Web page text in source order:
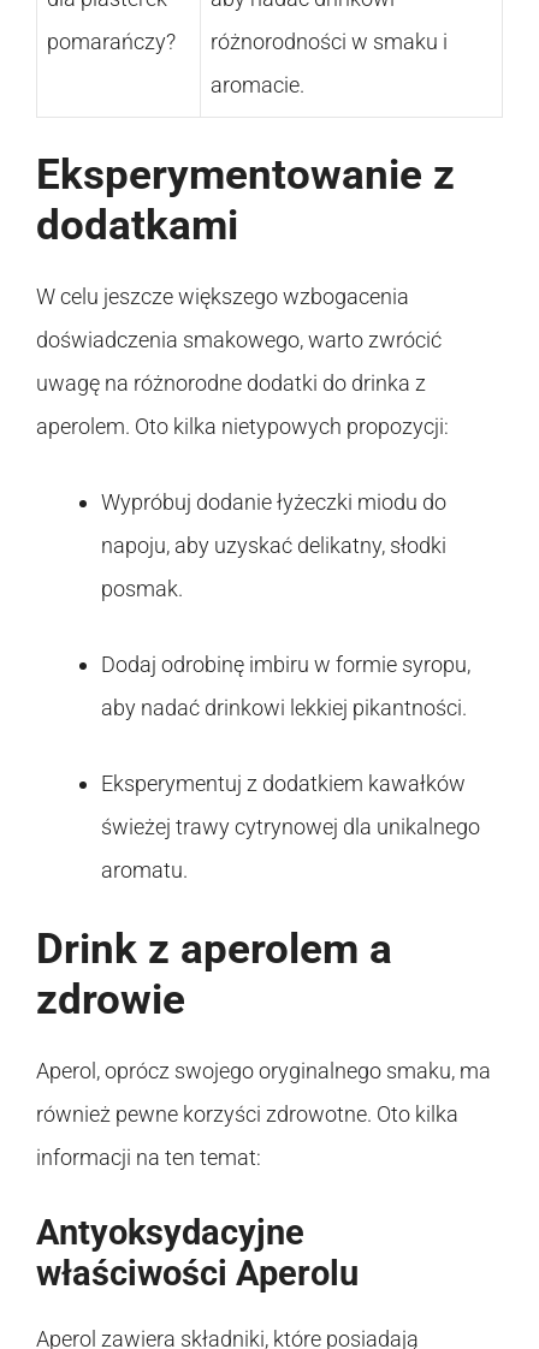
pomarańczy?
różnorodności w smaku i
aromacie.
Eksperymentowanie z
dodatkami
W celu jeszcze większego wzbogacenia
doświadczenia smakowego, warto zwrócić
uwagę na różnorodne dodatki do drinka z
aperolem. Oto kilka nietypowych propozycji:
Wypróbuj dodanie łyżeczki miodu do
napoju, aby uzyskać delikatny, słodki
posmak.
Dodaj odrobinę imbiru w formie syropu,
aby nadać drinkowi lekkiej pikantności.
Eksperymentuj z dodatkiem kawałków
świeżej trawy cytrynowej dla unikalnego
aromatu.
Drink z aperolem a
zdrowie
Aperol, oprócz swojego oryginalnego smaku, ma
również pewne korzyści zdrowotne. Oto kilka
informacji na ten temat:
Antyoksydacyjne
właściwości Aperolu
Aperol zawiera składniki, które posiadają